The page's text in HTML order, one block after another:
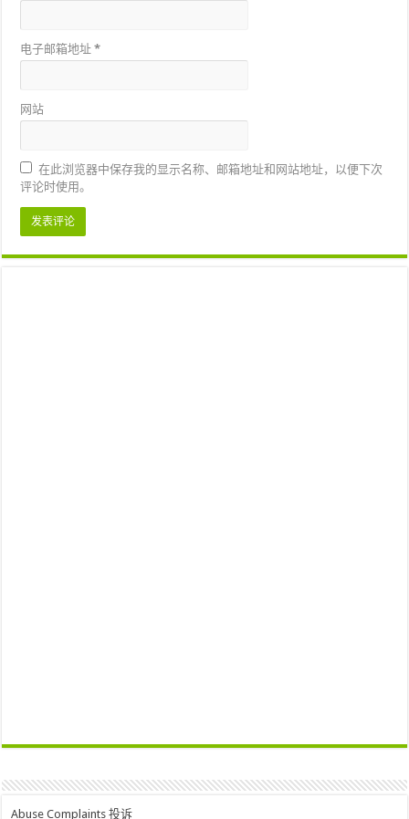
电子邮箱地址*
网站
在此浏览器中保存我的显示名称、邮箱地址和网站地址，以便下次
评论时使用。
Abuse Complaints 投诉